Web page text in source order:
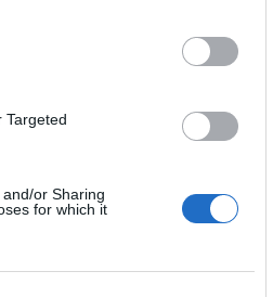
Targeted
or Sharing
for which it
προς
Μετρό
της ιεράς
του